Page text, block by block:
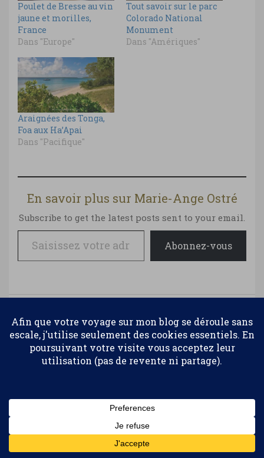
Poulet de Bresse au vin
jaune et morilles,
France
Dans "Europe"
Tout savoir sur le parc
Colorado National
Monument
Dans "Amériques"
Araignées des Tonga,
Foa aux Ha’Apai
Dans "Pacifique"
En savoir plus sur Marie-Ange Ostré
Subscribe to get the latest posts sent to your email.
Saisissez votre adresse e-mail…
Abonnez-vous
cuisine du monde France Haut de page
Confidentialité et cookies : ce site utilise des cookies. En continuant à
Pour en savoir plus, notamment sur la façon de contrôler les
Politique relative aux cookies